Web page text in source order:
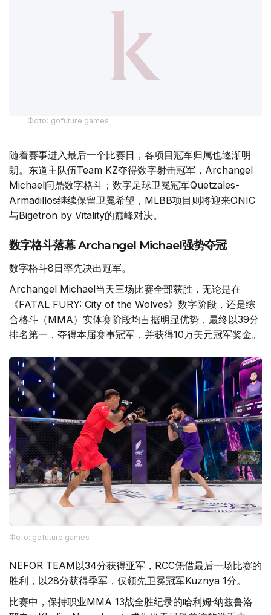
Фото: gofuture.games
随着赛事进入最后一个比赛日，各项目冠军归属也逐渐明
朗。东道主队伍Team KZ夺得数字射击冠军，Archangel
Michael问鼎数字格斗；数字足球卫冕冠军Quetzales-
Armadillos继续保留卫冕希望，MLBB项目则将迎来ONIC
与Bigetron by Vitality的巅峰对决。
数字格斗落幕 Archangel Michael强势夺冠
数字格斗8日率先决出冠军。
Archangel Michael当天三场比赛全部获胜，无论是在
《FATAL FURY: City of the Wolves》数字阶段，还是综
合格斗（MMA）实体赛阶段均占据明显优势，最终以39分
排名第一，夺得本届赛事冠军，并获得10万美元冠军奖金。
Фото: gofuture.games
NEFOR TEAM以34分获得亚军，RCC凭借最后一场比赛的
胜利，以28分获得季军，仅领先卫冕冠军Kuznya 1分。
比赛中，保持职业MMA 13战全胜纪录的哈利姆·纳兹鲁洛